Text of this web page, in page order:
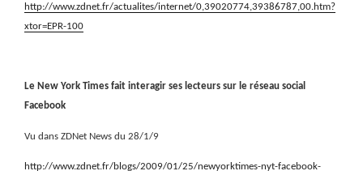
http://www.zdnet.fr/actualites/internet/0,39020774,39386787,00.htm?
xtor=EPR-100
Le New York Times fait interagir ses lecteurs sur le réseau social
Facebook
Vu dans ZDNet News du 28/1/9
http://www.zdnet.fr/blogs/2009/01/25/newyorktimes-nyt-facebook-